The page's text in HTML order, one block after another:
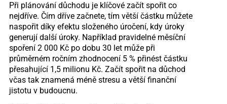
Při plánování důchodu je klíčové začít spořit co
nejdříve. Čím dříve začnete, tím větší částku můžete
naspořit díky efektu složeného úročení, kdy úroky
generují další úroky. Například pravidelné měsíční
spoření 2 000 Kč po dobu 30 let může při
průměrném ročním zhodnocení 5 % přinést částku
přesahující 1,5 milionu Kč. Začít spořit na důchod
včas tak znamená méně stresu a větší finanční
jistotu v budoucnu.